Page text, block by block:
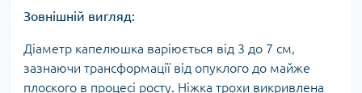
Зовнішній вигляд:
Діаметр капелюшка варіюється від 3 до 7 см,
зазнаючи трансформації від опуклого до майже
плоского в процесі росту. Ніжка трохи викривлена